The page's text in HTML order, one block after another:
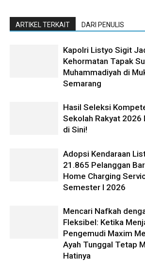
ARTIKEL TERKAIT DARI PENULIS
Kapolri Listyo Sigit
Kehormatan Tapak
Muhammadiyah di
Semarang
Hasil Seleksi
Sekolah Rakyat 2026
di Sini!
Adopsi Kendaraan
21.865 Pelanggan
Home Charging
Semester I 2026
Mencari Nafkah
Fleksibel: Ketika
Pengemudi Maxim
Ayah Tunggal Tetap
Hatinya